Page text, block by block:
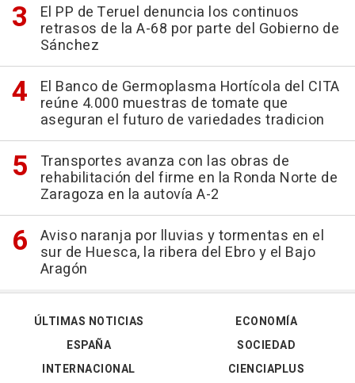
El PP de Teruel denuncia los continuos
retrasos de la A-68 por parte del Gobierno de
Sánchez
El Banco de Germoplasma Hortícola del CITA
reúne 4.000 muestras de tomate que
aseguran el futuro de variedades tradicion
Transportes avanza con las obras de
rehabilitación del firme en la Ronda Norte de
Zaragoza en la autovía A-2
Aviso naranja por lluvias y tormentas en el
sur de Huesca, la ribera del Ebro y el Bajo
Aragón
ÚLTIMAS NOTICIAS
ESPAÑA
INTERNACIONAL
ECONOMÍA
SOCIEDAD
CIENCIAPLUS